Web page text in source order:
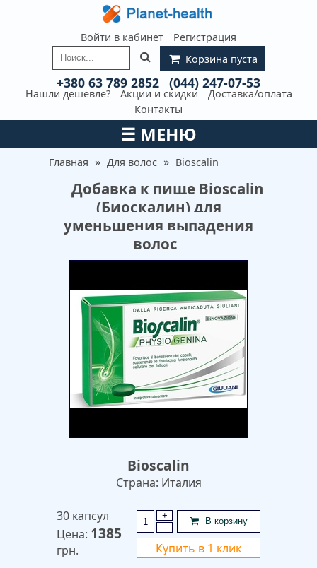
Нашли дешевле? Акции и скидки
Доставка/оплата
Контакты
Корзина пуста
Войти в кабинет Регистрация
+380 63 789 2852 (044) 247-07-53
☰ МЕНЮ
Главная » Для волос » Bioscalin
Добавка к пище Bioscalin
(Биоскалин) для
уменьшения выпадения
волос
Bioscalin
Страна: Италия
30 капсул
Цена: 1385
грн.
-
+
В корзину
Купить в 1 клик